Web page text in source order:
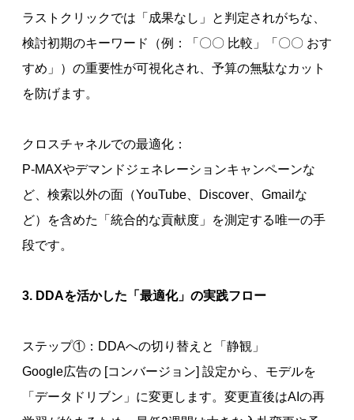
ラストクリックでは「成果なし」と判定されがちな、
検討初期のキーワード（例：「〇〇 比較」「〇〇 おす
すめ」）の重要性が可視化され、予算の無駄なカット
を防げます。
クロスチャネルでの最適化：
P-MAXやデマンドジェネレーションキャンペーンな
ど、検索以外の面（YouTube、Discover、Gmailな
ど）を含めた「統合的な貢献度」を測定する唯一の手
段です。
3. DDAを活かした「最適化」の実践フロー
ステップ①：DDAへの切り替えと「静観」
Google広告の [コンバージョン] 設定から、モデルを
「データドリブン」に変更します。変更直後はAIの再